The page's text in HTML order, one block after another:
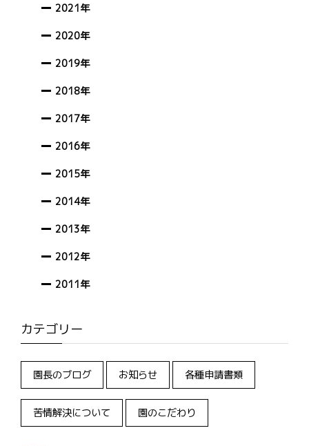
2021年
2020年
2019年
2018年
2017年
2016年
2015年
2014年
2013年
2012年
2011年
カテゴリー
園長のブログ お知らせ 各種申請書類
苦情解決について 園のこだわり